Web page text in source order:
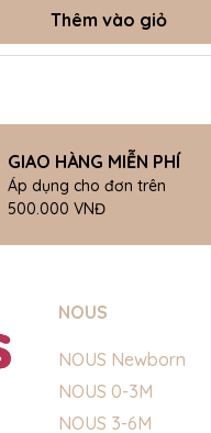
Thêm vào giỏ
GIAO HÀNG MIỄN PHÍ
Áp dụng cho đơn trên
500.000 VNĐ
NOUS
NOUS Newborn
NOUS 0-3M
NOUS 3-6M